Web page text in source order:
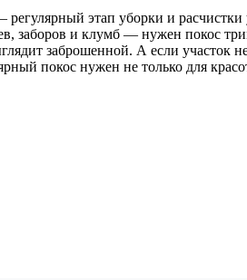
этап уборки и
заборов и клумб — нужен покос
заброшенной. А если участок
покос нужен не только для